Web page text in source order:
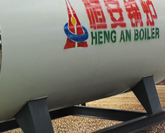
生物质锅炉
CDZL卧式生物质热水
CLSG系列燃生物质立
DZL型燃生物质蒸汽锅
CDZH型燃生物质卧式